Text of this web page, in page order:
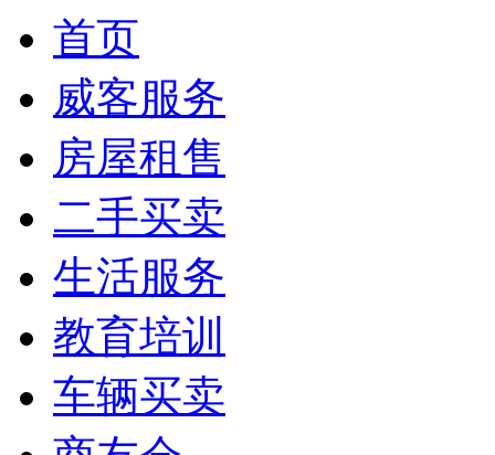
首页
威客服务
房屋租售
二手买卖
生活服务
教育培训
车辆买卖